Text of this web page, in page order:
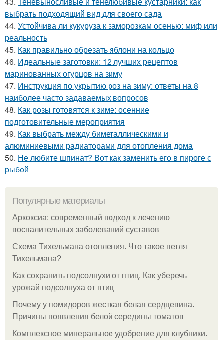
выбрать подходящий вид для своего сада
44. Устойчива ли кукуруза к заморозкам осенью: миф или
реальность
45. Как правильно обрезать яблони на кольцо
46. Идеальные заготовки: 12 лучших рецептов
маринованных огурцов на зиму
47. Инструкция по укрытию роз на зиму: ответы на 8
наиболее часто задаваемых вопросов
48. Как розы готовятся к зиме: осенние
подготовительные мероприятия
49. Как выбрать между биметаллическими и
алюминиевыми радиаторами для отопления дома
50. Не любите шпинат? Вот как заменить его в пироге с
рыбой
Популярные материалы
Аркоксиа: современный подход к лечению
воспалительных заболеваний суставов
Схема Тихельмана отопления. Что такое петля
Тихельмана?
Как сохранить подсолнухи от птиц. Как уберечь
урожай подсолнуха от птиц
Почему у помидоров жесткая белая сердцевина.
Причины появления белой середины томатов
Комплексное минеральное удобрение для клубники.